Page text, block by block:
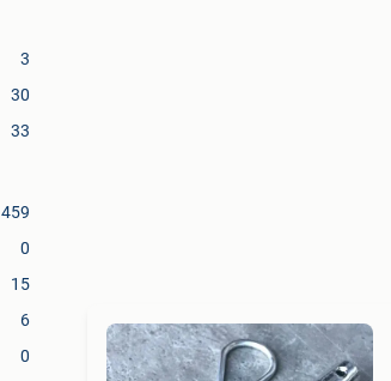
3
30
33
459
0
15
6
0